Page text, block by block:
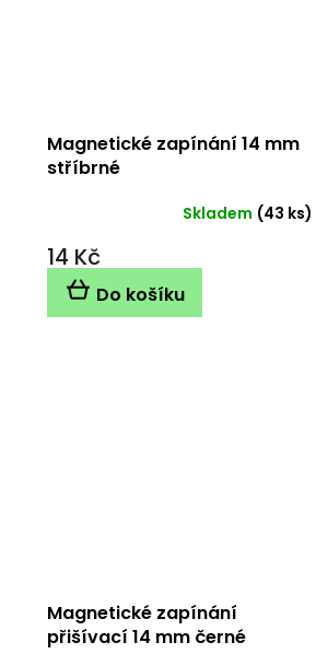
Magnetické zapínání 14 mm
stříbrné
Skladem (43 ks)
14 Kč
Do košíku
Magnetické zapínání
přišívací 14 mm černé